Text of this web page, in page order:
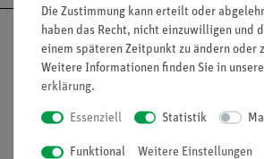
Die Zustimmung kann erteilt oder
haben das Recht, nicht einzuwilligen und
einem späteren Zeitpunkt zu ändern oder
Weitere Informationen finden Sie in
erklärung.
Essenziell Statistik
Funktional Weitere Einstellungen